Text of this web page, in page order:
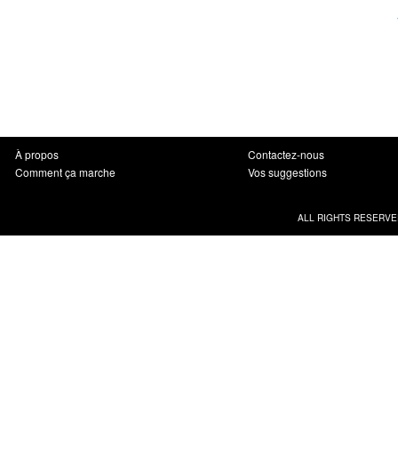
À propos
Comment ça marche
Contactez-nous
Vos suggestions
ALL RIGHTS